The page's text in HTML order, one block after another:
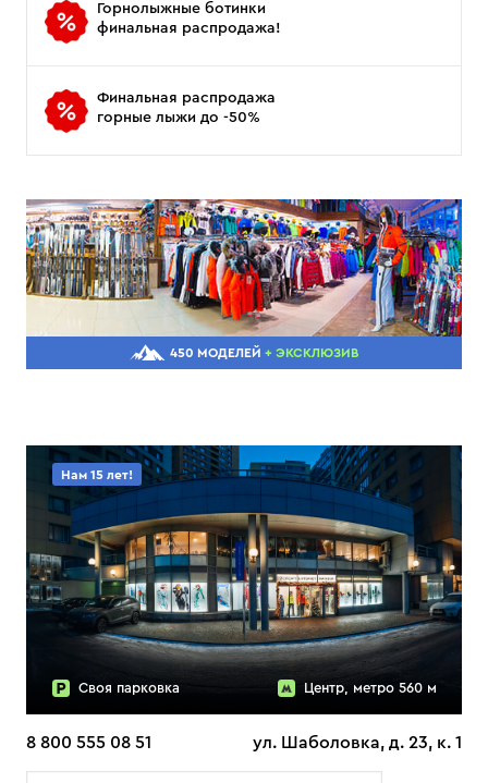
Горнолыжные ботинки
финальная распродажа!
Финальная распродажа
горные лыжи до -50%
450 МОДЕЛЕЙ + ЭКСКЛЮЗИВ
Нам 15 лет!
Своя парковка Центр, метро 560 м
8 800 555 08 51 ул. Шаболовка, д. 23, к. 1